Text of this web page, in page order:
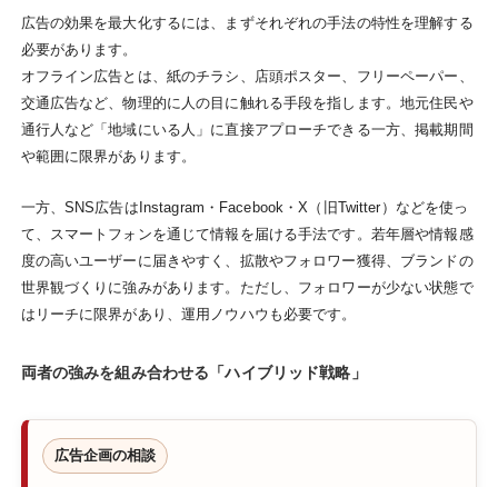
広告の効果を最大化するには、まずそれぞれの手法の特性を理解する
必要があります。
オフライン広告とは、紙のチラシ、店頭ポスター、フリーペーパー、
交通広告など、物理的に人の目に触れる手段を指します。地元住民や
通行人など「地域にいる人」に直接アプローチできる一方、掲載期間
や範囲に限界があります。
一方、SNS広告はInstagram・Facebook・X（旧Twitter）などを使っ
て、スマートフォンを通じて情報を届ける手法です。若年層や情報感
度の高いユーザーに届きやすく、拡散やフォロワー獲得、ブランドの
世界観づくりに強みがあります。ただし、フォロワーが少ない状態で
はリーチに限界があり、運用ノウハウも必要です。
両者の強みを組み合わせる「ハイブリッド戦略」
広告企画の相談